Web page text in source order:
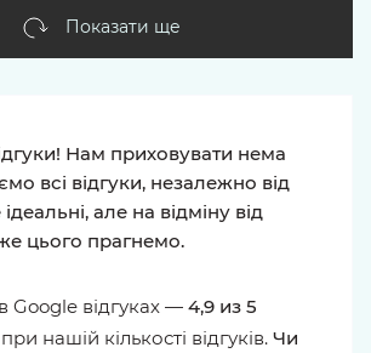
Показати ще
Нам приховувати нема
всі відгуки, незалежно від
але на відміну від
цього прагнемо.
Google відгуках — 4,9 из 5
при нашій кількості відгуків. Чи